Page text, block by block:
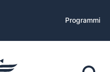
Programmi